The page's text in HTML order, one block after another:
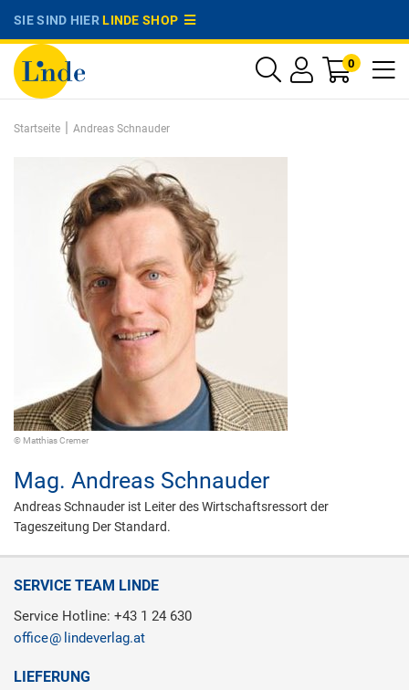
SIE SIND HIERLINDE SHOP
0
Startseite | Andreas Schnauder
© Matthias Cremer
Mag. Andreas Schnauder
Andreas Schnauder ist Leiter des Wirtschaftsressort der
Tageszeitung Der Standard.
SERVICE TEAM LINDE
Service Hotline: +43 1 24 630
office
lindeverlag.at
LIEFERUNG